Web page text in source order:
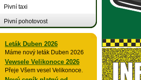
Pivní taxi
Pivní pohotovost
Leták Duben 2026
Máme nový leták Duben 2026
Vewsele Velikonoce 2026
Přeje Všem vesel Velikonoce.